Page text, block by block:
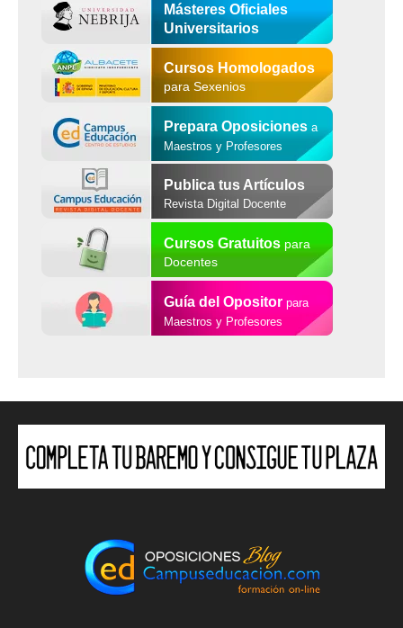
Másteres Oficiales
Universitarios
Cursos Homologados
para Sexenios
Prepara Oposiciones a
Maestros y Profesores
Publica tus Artículos
Revista Digital Docente
Cursos Gratuitospara
Docentes
Guía del Opositor para
Maestros y Profesores